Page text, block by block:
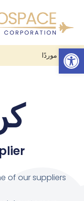
شريط الأدوات المفتوح
تخطى
المحتوى
عن كن موردًا
of our suppliers: